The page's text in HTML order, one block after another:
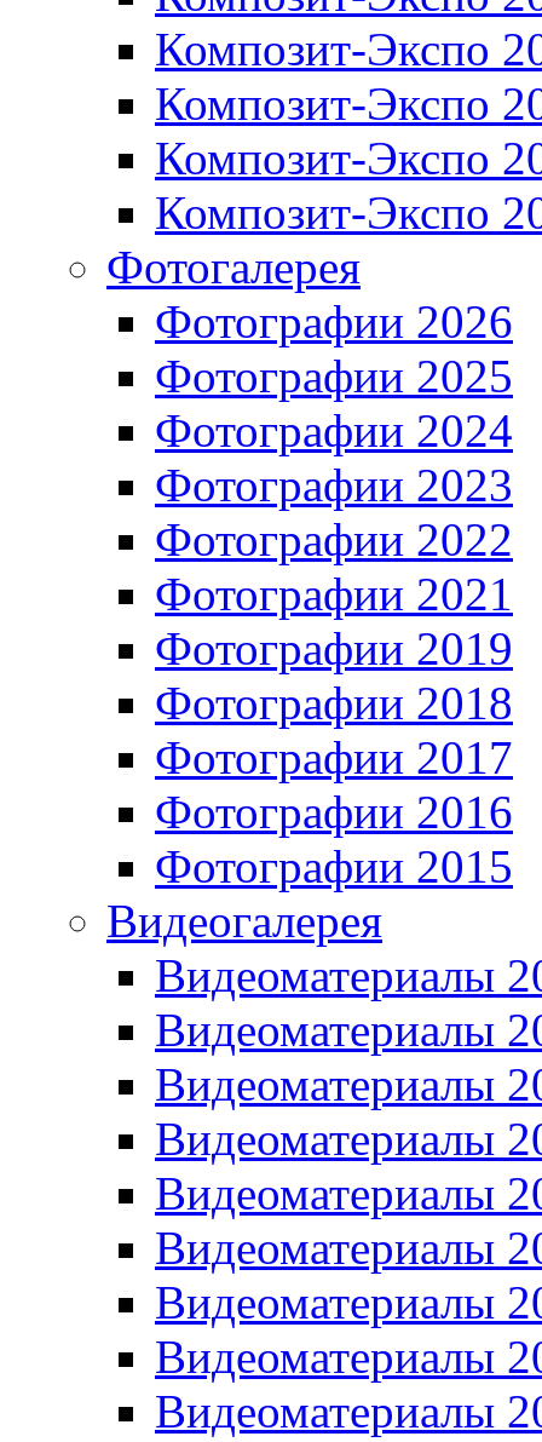
Композит-Экспо
Композит-Экспо
Композит-Экспо
Композит-Экспо
Фотогалерея
Фотографии 2026
Фотографии 2025
Фотографии 2024
Фотографии 2023
Фотографии 2022
Фотографии 2021
Фотографии 2019
Фотографии 2018
Фотографии 2017
Фотографии 2016
Фотографии 2015
Видеогалерея
Видеоматериалы
Видеоматериалы
Видеоматериалы
Видеоматериалы
Видеоматериалы
Видеоматериалы
Видеоматериалы
Видеоматериалы
Видеоматериалы